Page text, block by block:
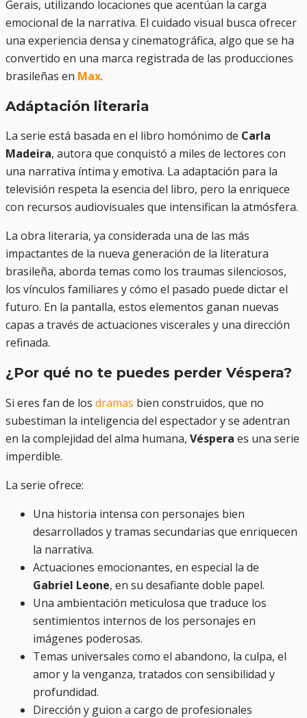
Gerais, utilizando locaciones que acentúan la carga
emocional de la narrativa. El cuidado visual busca ofrecer
una experiencia densa y cinematográfica, algo que se ha
convertido en una marca registrada de las producciones
brasileñas en Max.
Adáptación literaria
La serie está basada en el libro homónimo de Carla
Madeira, autora que conquistó a miles de lectores con
una narrativa íntima y emotiva. La adaptación para la
televisión respeta la esencia del libro, pero la enriquece
con recursos audiovisuales que intensifican la atmósfera.
La obra literaria, ya considerada una de las más
impactantes de la nueva generación de la literatura
brasileña, aborda temas como los traumas silenciosos,
los vínculos familiares y cómo el pasado puede dictar el
futuro. En la pantalla, estos elementos ganan nuevas
capas a través de actuaciones viscerales y una dirección
refinada.
¿Por qué no te puedes perder Véspera?
Si eres fan de los dramas bien construidos, que no
subestiman la inteligencia del espectador y se adentran
en la complejidad del alma humana, Véspera es una serie
imperdible.
La serie ofrece:
Una historia intensa con personajes bien
desarrollados y tramas secundarias que enriquecen
la narrativa.
Actuaciones emocionantes, en especial la de
Gabriel Leone, en su desafiante doble papel.
Una ambientación meticulosa que traduce los
sentimientos internos de los personajes en
imágenes poderosas.
Temas universales como el abandono, la culpa, el
amor y la venganza, tratados con sensibilidad y
profundidad.
Dirección y guion a cargo de profesionales